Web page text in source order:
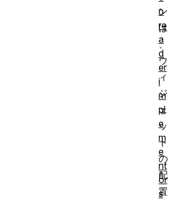
ン
は
、
ウ
ィ
ジ
ェ
ッ
ト
の
配
置
n
re
a
d
er
i
m
pl
e
m
e
nt
or
s